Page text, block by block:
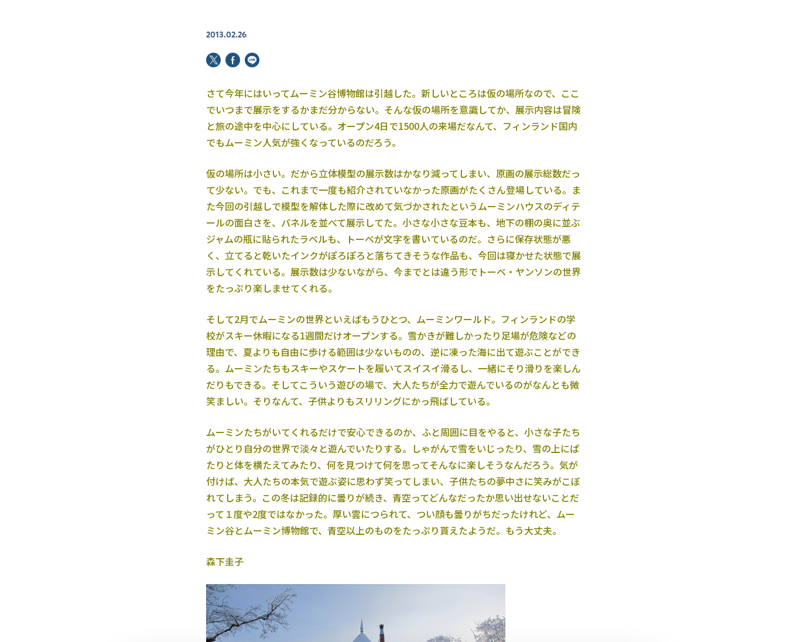
2013.02.26
さて今年にはいってムーミン谷博物館は引越した。新しいところは仮の場所なので、ここ
でいつまで展示をするかまだ分からない。そんな仮の場所を意識してか、展示内容は冒険
と旅の途中を中心にしている。オープン4日で1500人の来場だなんて、フィンランド国内
でもムーミン人気が強くなっているのだろう。
仮の場所は小さい。だから立体模型の展示数はかなり減ってしまい、原画の展示総数だっ
て少ない。でも、これまで一度も紹介されていなかった原画がたくさん登場している。ま
た今回の引越しで模型を解体した際に改めて気づかされたというムーミンハウスのディテ
ールの面白さを、パネルを並べて展示してた。小さな小さな豆本も、地下の棚の奥に並ぶ
ジャムの瓶に貼られたラベルも、トーベが文字を書いているのだ。さらに保存状態が悪
く、立てると乾いたインクがぽろぽろと落ちてきそうな作品も、今回は寝かせた状態で展
示してくれている。展示数は少ないながら、今までとは違う形でトーベ・ヤンソンの世界
をたっぷり楽しませてくれる。
そして2月でムーミンの世界といえばもうひとつ、ムーミンワールド。フィンランドの学
校がスキー休暇になる1週間だけオープンする。雪かきが難しかったり足場が危険などの
理由で、夏よりも自由に歩ける範囲は少ないものの、逆に凍った海に出て遊ぶことができ
る。ムーミンたちもスキーやスケートを履いてスイスイ滑るし、一緒にそり滑りを楽しん
だりもできる。そしてこういう遊びの場で、大人たちが全力で遊んでいるのがなんとも微
笑ましい。そりなんて、子供よりもスリリングにかっ飛ばしている。
ムーミンたちがいてくれるだけで安心できるのか、ふと周囲に目をやると、小さな子たち
がひとり自分の世界で淡々と遊んでいたりする。しゃがんで雪をいじったり、雪の上にぱ
たりと体を横たえてみたり、何を見つけて何を思ってそんなに楽しそうなんだろう。気が
付けば、大人たちの本気で遊ぶ姿に思わず笑ってしまい、子供たちの夢中さに笑みがこぼ
れてしまう。この冬は記録的に曇りが続き、青空ってどんなだったか思い出せないことだ
って１度や2度ではなかった。厚い雲につられて、つい顔も曇りがちだったけれど、ムー
ミン谷とムーミン博物館で、青空以上のものをたっぷり貰えたようだ。もう大丈夫。
森下圭子